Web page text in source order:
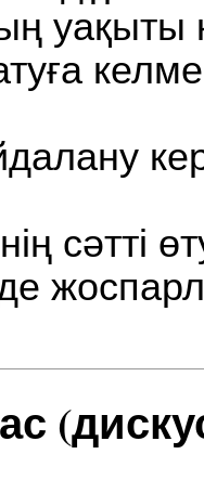
уақыты
сәтті